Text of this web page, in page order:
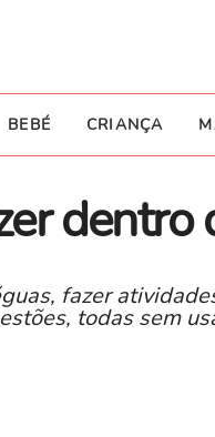
BEBÉ CRIANÇA
dentro
fazer
todas sem